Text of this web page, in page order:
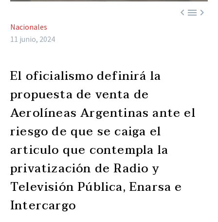

Nacionales
11 junio, 2024
El oficialismo definirá la
propuesta de venta de
Aerolíneas Argentinas ante el
riesgo de que se caiga el
articulo que contempla la
privatización de Radio y
Televisión Pública, Enarsa e
Intercargo